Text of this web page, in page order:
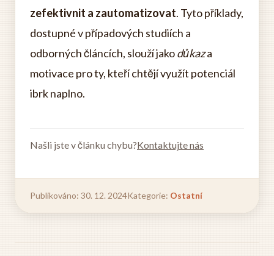
zefektivnit a zautomatizovat. Tyto příklady,
dostupné v případových studiích a
odborných článcích, slouží jakodůkaza
motivace pro ty, kteří chtějí využít potenciál
ibrk naplno.
Našli jste v článku chybu?Kontaktujte nás
Publikováno: 30. 12. 2024Kategorie: Ostatní